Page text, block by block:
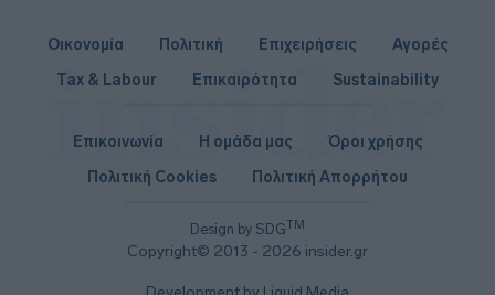
Οικονομία Πολιτική Επιχειρήσεις
Αγορές
Tax & Labour
Επικαιρότητα Sustainability
Design by SDGTM
Copyright© 2013 - 2026 insider.gr
Επικοινωνία Η ομάδα μας
Όροι χρήσης
Πολιτική Cookies
Πολιτική Απορρήτου